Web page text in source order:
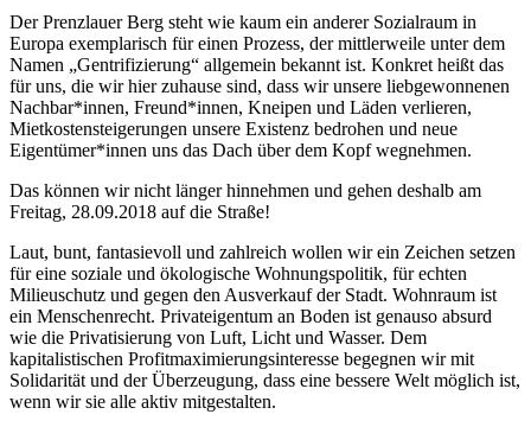
Der Prenzlauer Berg steht wie kaum ein anderer Sozialraum in
Europa exemplarisch für einen Prozess, der mittlerweile unter dem
Namen „Gentrifizierung“ allgemein bekannt ist. Konkret heißt das
für uns, die wir hier zuhause sind, dass wir unsere liebgewonnenen
Nachbar*innen, Freund*innen, Kneipen und Läden verlieren,
Mietkostensteigerungen unsere Existenz bedrohen und neue
Eigentümer*innen uns das Dach über dem Kopf wegnehmen.
Das können wir nicht länger hinnehmen und gehen deshalb am
Freitag, 28.09.2018 auf die Straße!
Laut, bunt, fantasievoll und zahlreich wollen wir ein Zeichen setzen
für eine soziale und ökologische Wohnungspolitik, für echten
Milieuschutz und gegen den Ausverkauf der Stadt. Wohnraum ist
ein Menschenrecht. Privateigentum an Boden ist genauso absurd
wie die Privatisierung von Luft, Licht und Wasser. Dem
kapitalistischen Profitmaximierungsinteresse begegnen wir mit
Solidarität und der Überzeugung, dass eine bessere Welt möglich ist,
wenn wir sie alle aktiv mitgestalten.